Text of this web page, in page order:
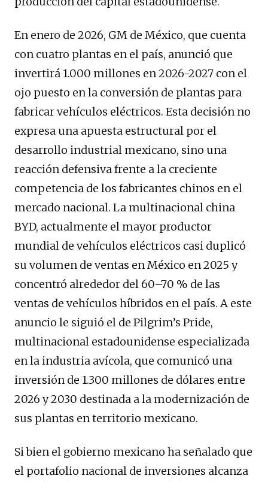
En enero de 2026, GM de México, que cuenta
con cuatro plantas en el país, anunció que
invertirá 1.000 millones en 2026-2027 con el
ojo puesto en la conversión de plantas para
fabricar vehículos eléctricos. Esta decisión no
expresa una apuesta estructural por el
desarrollo industrial mexicano, sino una
reacción defensiva frente a la creciente
competencia de los fabricantes chinos en el
mercado nacional. La multinacional china
BYD, actualmente el mayor productor
mundial de vehículos eléctricos casi duplicó
su volumen de ventas en México en 2025 y
concentró alrededor del 60–70 % de las
ventas de vehículos híbridos en el país. A este
anuncio le siguió el de Pilgrim’s Pride,
multinacional estadounidense especializada
en la industria avícola, que comunicó una
inversión de 1.300 millones de dólares entre
2026 y 2030 destinada a la modernización de
sus plantas en territorio mexicano.
Si bien el gobierno mexicano ha señalado que
el portafolio nacional de inversiones alcanza